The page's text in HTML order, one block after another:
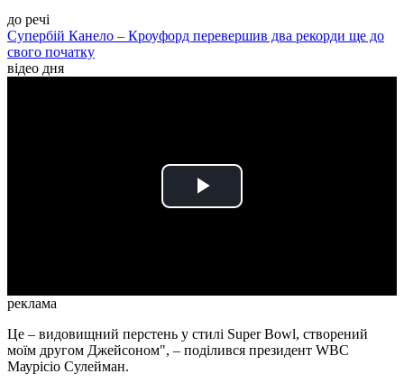
до речі
Супербій Канело – Кроуфорд перевершив два рекорди ще до
свого початку
відео дня
Play
реклама
Це – видовищний перстень у стилі Super Bowl, створений
моїм другом Джейсоном", – поділився президент WBC
Маурісіо Сулейман.